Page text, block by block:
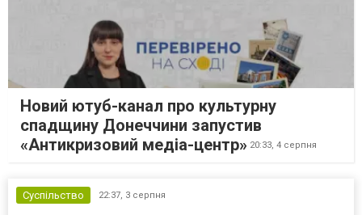
Новий ютуб-канал про культурну
спадщину Донеччини запустив
«Антикризовий медіа-центр» 20:33, 4 серпня
Суспільство 22:37, 3 серпня